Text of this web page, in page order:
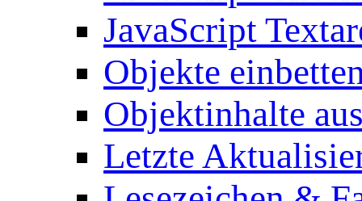
JavaScript
Objekte
Objektinhalte
Letzte